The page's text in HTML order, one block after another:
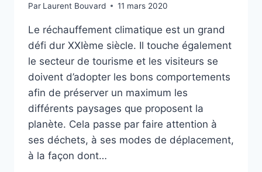
Par Laurent Bouvard 11 mars 2020
Le réchauffement climatique est un grand
défi dur XXIème siècle. Il touche également
le secteur de tourisme et les visiteurs se
doivent d’adopter les bons comportements
afin de préserver un maximum les
différents paysages que proposent la
planète. Cela passe par faire attention à
ses déchets, à ses modes de déplacement,
à la façon dont…